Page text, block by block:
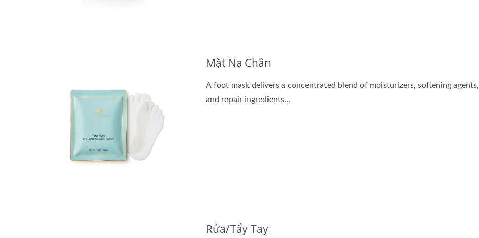
Mặt Nạ Chân
A foot mask delivers a concentrated blend of moisturizers, softening agents,
and repair ingredients...
Rửa/Tẩy Tay